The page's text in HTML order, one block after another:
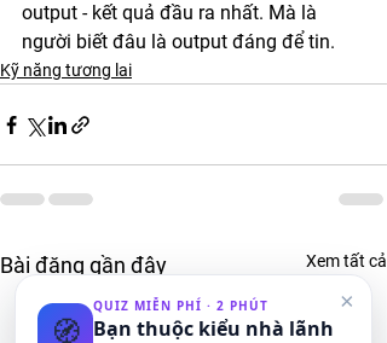
output - kết quả đầu ra nhất. Mà là
người biết đâu là output đáng để tin.
Kỹ năng tương lai
Bài đăng gần đây Xem tất cả
×
🧭
QUIZ MIỄN PHÍ · 2 PHÚT
Bạn thuộc kiểu nhà lãnh